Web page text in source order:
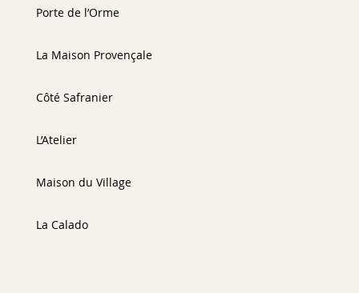
Porte de l’Orme
La Maison Provençale
Côté Safranier
L’Atelier
Maison du Village
La Calado